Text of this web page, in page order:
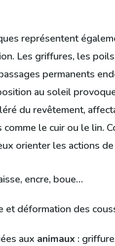
représentent
Les griffures, les
permanents
au soleil
du revêtement,
le cuir ou le lin.
orienter les actions
encre, boue…
et déformation des
aux animaux :